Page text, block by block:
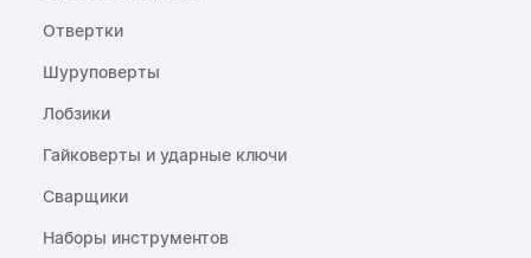
Отвертки
Шуруповерты
Лобзики
Гайковерты и ударные ключи
Сварщики
Наборы инструментов